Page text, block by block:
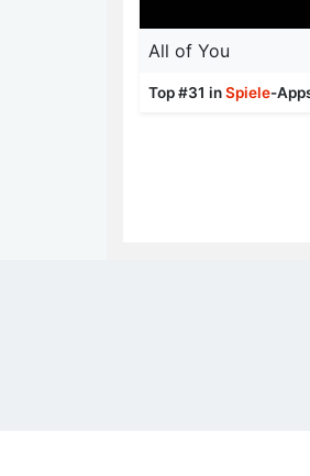
All of You
Top #31 inSpiele-